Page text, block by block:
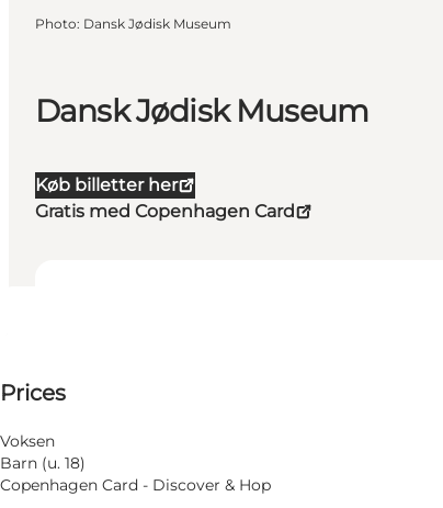
Dansk Jødisk Museum
Køb billetter her
Gratis med Copenhagen Card
Filtrera efter månad
6 August
Thursday
7 August
Friday
Prices
Voksen
Barn (u. 18)
Copenhagen Card - Discover & Hop
Photo: Dansk Jødisk Museum